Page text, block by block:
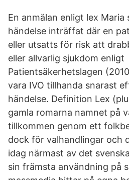
En anmälan enligt lex Maria
händelse inträffat där en
eller utsatts för risk att
eller allvarlig sjukdom enligt
Patientsäkerhetslagen
vara IVO tillhanda snarast
händelse. Definition Lex
gamla romarna namnet på
tillkommen genom ett
dock för valhandlingar och
idag närmast av det
sin främsta användning på